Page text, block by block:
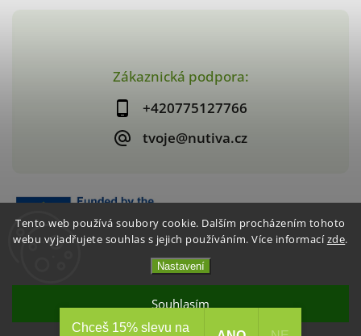
Tento web používá soubory cookie. Dalším procházením tohoto
webu vyjadřujete souhlas s jejich používáním. Více informacízde.
Nastavení
Souhlasím
Akce 2+1 Křupavé jahody / mango
Zákaznická podpora:
+420775127766
tvoje@nutiva.cz
nutiva.cz
Shoptet | Design
Chceš 15% slevu na